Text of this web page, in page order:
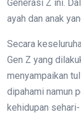
Generasi Z ini.
ayah dan anak
Secara
Gen Z yang
menyampaikan
dipahami namun
kehidupan